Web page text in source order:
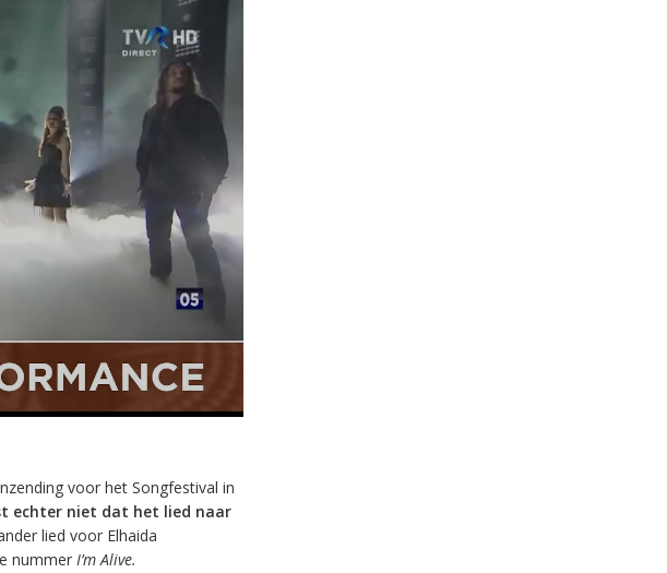
voor het Songfestival in
echter niet dat het lied naar
lied voor Elhaida
nummer I’m Alive.